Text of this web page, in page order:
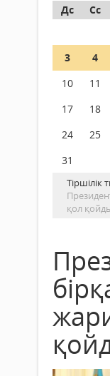
Дс
Сс
3
4
10
11
17
18
24
25
31
Тіршілік
қол